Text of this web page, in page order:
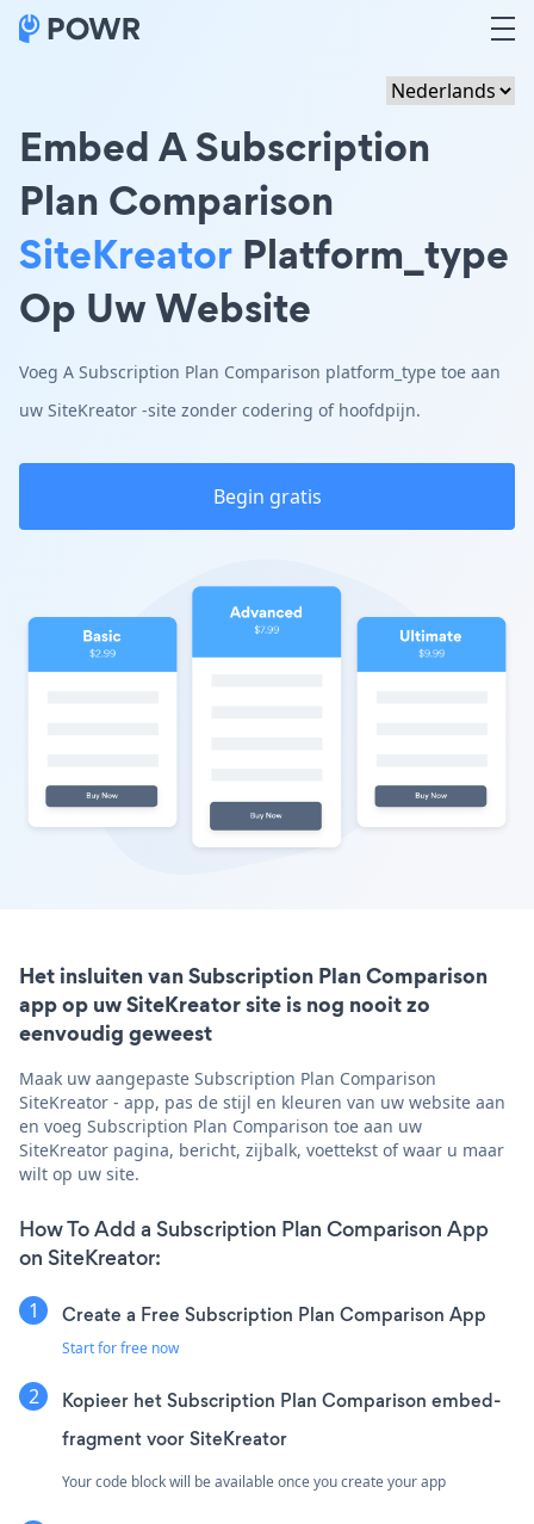
Embed A Subscription
Plan Comparison
SiteKreator Platform_type
Op Uw Website
Voeg A Subscription Plan Comparison platform_type toe aan
uw SiteKreator -site zonder codering of hoofdpijn.
Begin gratis
Het insluiten van Subscription Plan Comparison
app op uw SiteKreator site is nog nooit zo
eenvoudig geweest
Maak uw aangepaste Subscription Plan Comparison
SiteKreator - app, pas de stijl en kleuren van uw website aan
en voeg Subscription Plan Comparison toe aan uw
SiteKreator pagina, bericht, zijbalk, voettekst of waar u maar
wilt op uw site.
How To Add a Subscription Plan Comparison App
on SiteKreator:
Create a Free Subscription Plan Comparison App
Start for free now
Kopieer het Subscription Plan Comparison embed-
fragment voor SiteKreator
Your code block will be available once you create your app